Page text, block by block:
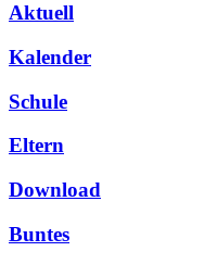
Aktuell
Kalender
Schule
Eltern
Download
Buntes